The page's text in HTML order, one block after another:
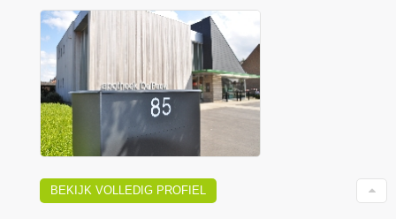
BEKIJK VOLLEDIG PROFIEL